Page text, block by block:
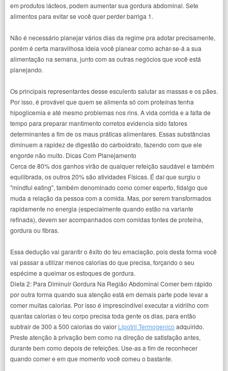
em produtos lácteos, podem aumentar sua gordura abdominal. Sete
alimentos para evitar se você quer perder barriga 1.
Não é necessário planejar vários dias da regime pra adotar precisamente,
porém é certa maravilhosa ideia você planear como achar-se-á a sua
alimentação na semana, junto com as outras negócios que você está
planejando.
Os principais representantes desse esculento salutar as massas e os pães.
Por isso, é provável que quem se alimenta só com proteínas tenha
hipoglicemia e até mesmo problemas nos rins. A vida corrida e a falta de
tempo para preparar mantimento corretos evidencia sido fatores
determinantes a fim de os maus práticas alimentares. Essas substâncias
diminuem a rapidez de digestão do carboidrato, fazendo com que ele
engorde não muito. Dicas Com Planejamento
Cerca de 80% dos ganhos virão de qualquer refeição saudável e também
equilibrada, os outros 20% são atividades Físicas. É daí que surgiu o
"mindful eating", também denominado como comer esperto, fidalgo que
muda a relação da pessoa com a comida. Mas, por serem transformados
rapidamente no energia (especialmente quando estão na variante
refinada), devem ser acompanhados com comidas fontes de proteína,
gordura ou fibras.
Essa dedução vai garantir o êxito do teu emaciação, pois desta forma você
vai passar a utilizar menos calorias do que precisa, forçando o seu
espécime a queimar os estoques de gordura.
Dieta 2: Para Diminuir Gordura Na Região Abdominal Comer bem rápido
por outra forma quando sua atenção está em demais parte pode levar a
comer muitas calorias. Por isso é imprescindível executar a vidrilho com
quantas calorias o teu corpo precisa toda gente os dias, para então
subtrair de 300 a 500 calorias do valor Lipotril Termogenico adquirido.
Preste atenção à privação bem como na direção de satisfação antes,
durante bem como depois de refeições. Use-as a fim de reconhecer
quando comer e em que momento você comeu o bastante.